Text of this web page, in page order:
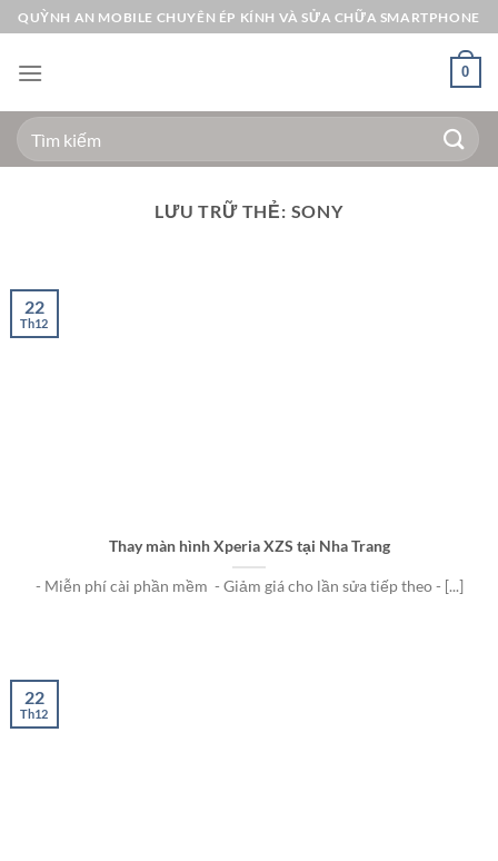
Bỏ
qua
nội
QUỲNH AN MOBILE CHUYÊN ÉP KÍNH VÀ SỬA CHỮA SMARTPHONE
0
Tìm
kiếm:
LƯU TRỮ THẺ: SONY
Thay màn hình Xperia XZS tại Nha Trang
- Miễn phí cài phần mềm - Giảm giá cho lần sửa tiếp theo - [...]
22
Th12
22
Th12